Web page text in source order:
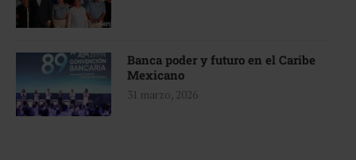
Banca poder y futuro en el Caribe
Mexicano
31 marzo, 2026